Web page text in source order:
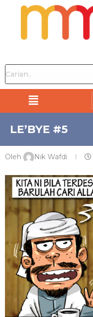
LE’BYE #5
Oleh Nik Wafdi